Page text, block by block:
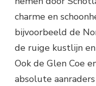
charme en
bijvoorbeeld de
de ruige kustlijn
Ook de Glen Coe
absolute